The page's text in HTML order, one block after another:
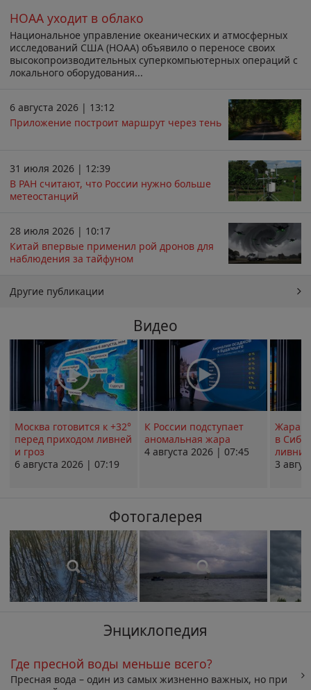
НОАА уходит в облако
Национальное управление океанических и атмосферных
исследований США (НОАА) объявило о переносе своих
высокопроизводительных суперкомпьютерных операций с
локального оборудования...
6 августа 2026 | 13:12
Приложение построит маршрут через тень
31 июля 2026 | 12:39
В РАН считают, что России нужно больше
метеостанций
28 июля 2026 | 10:17
Китай впервые применил рой дронов для
наблюдения за тайфуном
Другие публикации
Видео
Москва готовится к +32°
перед приходом ливней
и гроз
6 августа 2026 | 07:19
К России подступает
аномальная жара
4 августа 2026 | 07:45
Жара в
в
ливни
3
Фотогалерея
Энциклопедия
Где пресной воды меньше всего?
Пресная вода – один из самых жизненно важных, но при